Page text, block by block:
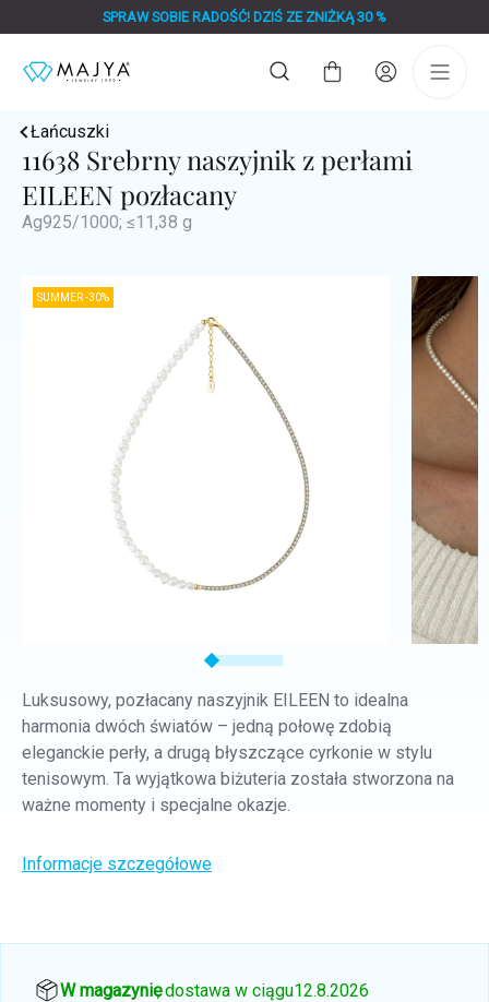
do
SPRAW SOBIE RADOŚĆ! DZIŚ ZE ZNIŻKĄ 30 %
Koszyk
Łańcuszki
11638 Srebrny naszyjnik z perłami
EILEEN pozłacany
Ag925/1000; ≤11,38 g
SUMMER -30%
Luksusowy, pozłacany naszyjnik EILEEN to idealna
harmonia dwóch światów – jedną połowę zdobią
eleganckie perły, a drugą błyszczące cyrkonie w stylu
tenisowym. Ta wyjątkowa biżuteria została stworzona na
ważne momenty i specjalne okazje.
Informacje szczegółowe
W magazynie, dostawa w ciągu12.8.2026